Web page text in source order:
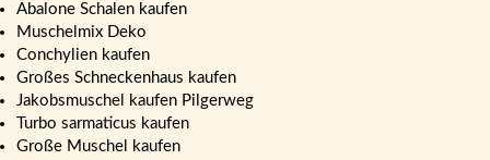
Abalone Schalen kaufen
Muschelmix Deko
Conchylien kaufen
Großes Schneckenhaus kaufen
Jakobsmuschel kaufen Pilgerweg
Turbo sarmaticus kaufen
Große Muschel kaufen